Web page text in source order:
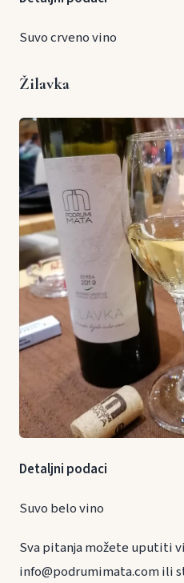
Suvo crveno vino
Žilavka
Detaljni podaci
Suvo belo vino
Sva pitanja možete uputiti
info@podrumimata.com ili